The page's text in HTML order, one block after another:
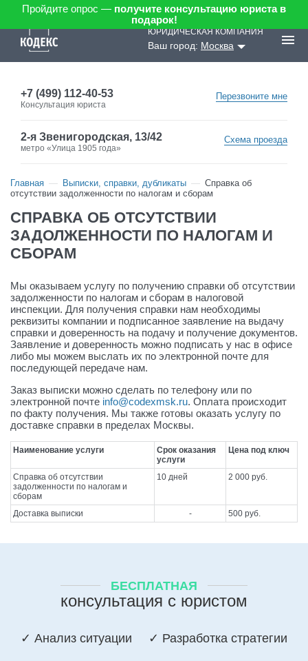
Пройдите опрос — получите консультацию юриста в
подарок!
+7 (499) 112-40-53
Консультация юриста
Перезвоните мне
2-я Звенигородская, 13/42
метро «Улица 1905 года»
Схема проезда
ЮРИДИЧЕСКАЯ КОМПАНИЯ
Ваш город: Москва
Главная Выписки, справки, дубликаты
Справка об
отсутствии задолженности по налогам и сборам
СПРАВКА ОБ ОТСУТСТВИИ
ЗАДОЛЖЕННОСТИ ПО НАЛОГАМ И
СБОРАМ
Мы оказываем услугу по получению справки об отсутствии
задолженности по налогам и сборам в налоговой
инспекции. Для получения справки нам необходимы
реквизиты компании и подписанное заявление на выдачу
справки и доверенность на подачу и получение документов.
Заявление и доверенность можно подписать у нас в офисе
либо мы можем выслать их по электронной почте для
последующей передаче нам.
Заказ выписки можно сделать по телефону или по
электронной почте info@codexmsk.ru. Оплата происходит
по факту получения. Мы также готовы оказать услугу по
доставке справки в пределах Москвы.
Наименование услуги
Срок оказания
услуги
Цена под ключ
Справка об отсутствии
задолженности по налогам и
сборам
10 дней 2 000 руб.
Доставка выписки - 500 руб.
БЕСПЛАТНАЯ
консультация с юристом
✓ Анализ ситуации ✓ Разработка стратегии